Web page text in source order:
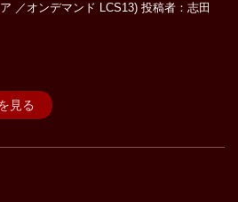
／オンデマンド LCS13) 投稿者：志田
見る